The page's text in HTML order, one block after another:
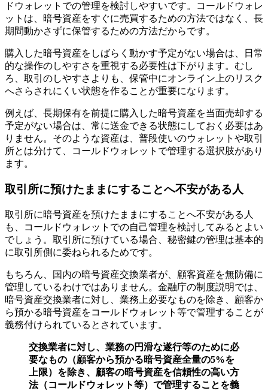
ドウォレットでの管理を検討しやすいです。コールドウォレ
ットは、暗号資産をすぐに売買するための方法ではなく、長
期間動かさずに保管するための方法だからです。
購入した暗号資産をしばらく動かす予定がない場合は、日常
的な操作のしやすさを重視する必要性は下がります。むし
ろ、取引のしやすさよりも、保管中にオンライン上のリスク
へさらされにくい状態を作ることが重要になります。
例えば、長期保有を前提に購入した暗号資産を当面売却する
予定がない場合は、常に送金できる状態にしておく必要はあ
りません。そのような資産は、普段使いのウォレットや取引
所とは分けて、コールドウォレットで管理する選択肢があり
ます。
取引所に預けたままにすることへ不安がある人
取引所に暗号資産を預けたままにすることへ不安がある人
も、コールドウォレットでの自己管理を検討してみるとよい
でしょう。取引所に預けている場合、秘密鍵の管理は基本的
に取引所側に委ねられるためです。
もちろん、国内の暗号資産交換業者が、顧客資産を無防備に
管理しているわけではありません。金融庁の制度説明では、
暗号資産交換業者に対し、業務上必要なものを除き、顧客か
ら預かる暗号資産をコールドウォレット等で管理することが
義務付けられているとされています。
交換業者に対し、業務の円滑な遂行等のために必
要なもの（顧客から預かる暗号資産全量の5%を
上限）を除き、顧客の暗号資産を信頼性の高い方
法（コールドウォレット等）で管理することを義